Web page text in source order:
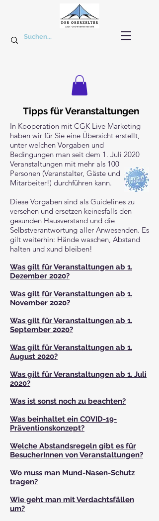
Tipps für Veranstaltungen
In Kooperation mit CGK Live Marketing
haben wir für Sie eine Übersicht erstellt,
unter welchen Vorgaben und
Bedingungen man seit dem 1. Juli 2020
Veranstaltungen mit mehr als 100
Personen (Veranstalter, Gäste und
Mitarbeiter!) durchführen kann.
Diese Vorgaben sind als Guidelines zu
versehen und ersetzen keinesfalls den
gesunden Hausverstand und die
Selbstverantwortung aller Anwesenden. Es
gilt weiterhin: Hände waschen, Abstand
halten und xund bleiben!
Was gilt für Veranstaltungen ab 1.
Dezember 2020?
Was gilt für Veranstaltungen ab 1.
November 2020?
Was gilt für Veranstaltungen ab 1.
September 2020?
Was gilt für Veranstaltungen ab 1.
August 2020?
Was gilt für Veranstaltungen ab 1. Juli
2020?
Was ist sonst noch zu beachten?
Was beinhaltet ein COVID-19-
Präventionskonzept?
Welche Abstandsregeln gibt es für
BesucherInnen von Veranstaltungen?
Wo muss man Mund-Nasen-Schutz
tragen?
Wie geht man mit Verdachtsfällen
um?